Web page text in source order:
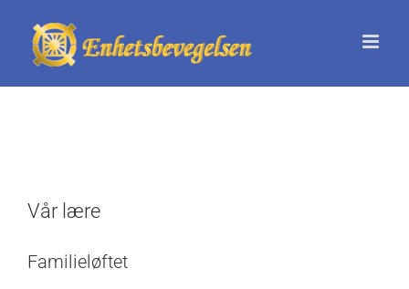
content
Vår lære
Familieløftet